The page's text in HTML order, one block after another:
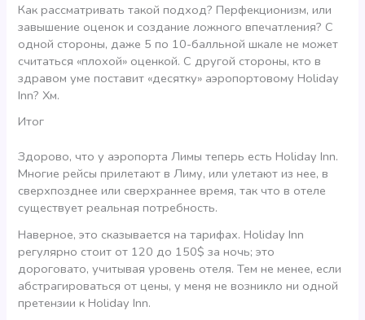
Как рассматривать такой подход? Перфекционизм, или
завышение оценок и создание ложного впечатления? С
одной стороны, даже 5 по 10-балльной шкале не может
считаться «плохой» оценкой. С другой стороны, кто в
здравом уме поставит «десятку» аэропортовому Holiday
Inn? Хм.
Итог
Здорово, что у аэропорта Лимы теперь есть Holiday Inn.
Многие рейсы прилетают в Лиму, или улетают из нее, в
сверхпозднее или сверхраннее время, так что в отеле
существует реальная потребность.
Наверное, это сказывается на тарифах. Holiday Inn
регулярно стоит от 120 до 150$ за ночь; это
дороговато, учитывая уровень отеля. Тем не менее, если
абстрагироваться от цены, у меня не возникло ни одной
претензии к Holiday Inn.